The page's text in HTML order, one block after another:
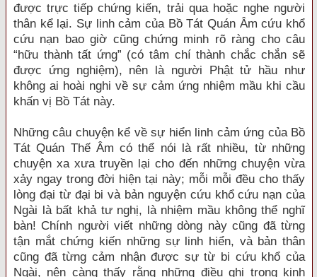
được trực tiếp chứng kiến, trải qua hoặc nghe người
thân kể lại. Sự linh cảm của Bồ Tát Quán Âm cứu khổ
cứu nạn bao giờ cũng chứng minh rõ ràng cho câu
“hữu thành tất ứng” (có tâm chí thành chắc chắn sẽ
được ứng nghiệm), nên là người Phật tử hầu như
không ai hoài nghi về sự cảm ứng nhiệm mầu khi cầu
khấn vị Bồ Tát này.
Những câu chuyện kể về sự hiển linh cảm ứng của Bồ
Tát Quán Thế Âm có thể nói là rất nhiều, từ những
chuyện xa xưa truyền lại cho đến những chuyện vừa
xảy ngay trong đời hiện tại này; mỗi mỗi đều cho thấy
lòng đại từ đại bi và bản nguyện cứu khổ cứu nạn của
Ngài là bất khả tư nghị, là nhiệm mầu không thể nghĩ
bàn! Chính người viết những dòng này cũng đã từng
tận mắt chứng kiến những sự linh hiển, và bản thân
cũng đã từng cảm nhận được sự từ bi cứu khổ của
Ngài, nên càng thấy rằng những điều ghi trong kinh